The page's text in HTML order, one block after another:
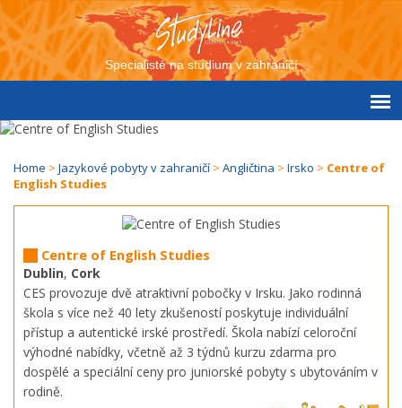
Specialisté na studium v zahraničí
Home > Jazykové pobyty v zahraničí > Angličtina > Irsko > Centre of
English Studies
Centre of English Studies
Dublin, Cork
CES provozuje dvě atraktivní pobočky v Irsku. Jako rodinná
škola s více než 40 lety zkušeností poskytuje individuální
přístup a autentické irské prostředí. Škola nabízí celoroční
výhodné nabídky, včetně až 3 týdnů kurzu zdarma pro
dospělé a speciální ceny pro juniorské pobyty s ubytováním v
rodině.